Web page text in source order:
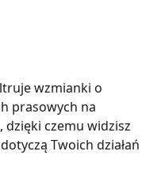
wzmianki o
prasowych na
, dzięki czemu widzisz
Twoich działań